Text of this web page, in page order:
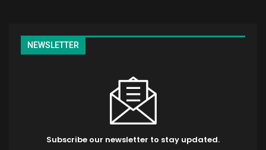
NEWSLETTER
Subscribe our newsletter to stay updated.